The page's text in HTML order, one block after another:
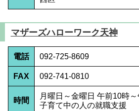
マザーズハローワーク天神
電話 092-725-8609
FAX 092-741-0810
時間
月曜日～金曜日 午前10時
子育て中の人の就職支援